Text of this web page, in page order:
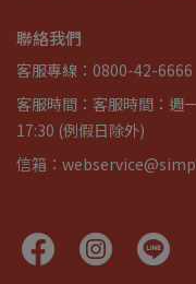
聯絡我們
客服專線：0800-42-6666
客服時間：客服時間：週
17:30 (例假日除外)
信箱：